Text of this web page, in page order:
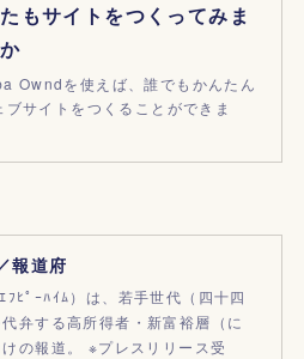
もサイトをつくってみま
Owndを使えば、誰でもかんたん
ブサイトをつくることができま
報道府
ﾋﾟｰﾊｲﾑ）は、若手世代（四十四
弁する高所得者・新富裕層（に
の報道。 ※プレスリリース受